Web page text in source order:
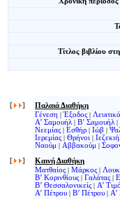
Τίτλος βιβλίου
[ ]
Παλαιά Διαθήκη
Γένεση |Έξοδος | Λευιτικό
Α’ Σαμουήλ | Β’ Σαμουήλ |
Νεεμίας | Εσθήρ | Ιώβ |
Ιερεμίας | Θρήνοι |
Ναούμ | Αββακούμ |
[
]
Καινή Διαθήκη
Ματθαίος | Μάρκος |
Β’ Κορινθίους | Γαλάτας |
Β’ Θεσσαλονικείς | Α’
Α’ Πέτρου | Β’ Πέτρου | Α’